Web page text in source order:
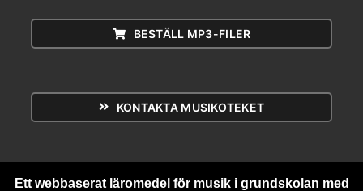
BESTÄLL MP3-FILER
KONTAKTA MUSIKOTEKET
Ett webbaserat läromedel för musik i grundskolan med